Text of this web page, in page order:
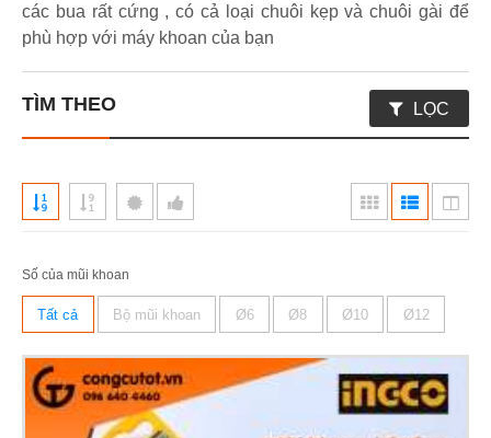
các bua rất cứng , có cả loại chuôi kẹp và chuôi gài để
phù hợp với máy khoan của bạn
TÌM THEO LỌC
Số của mũi khoan
Tất cả Bộ mũi khoan Ø6 Ø8 Ø10 Ø12